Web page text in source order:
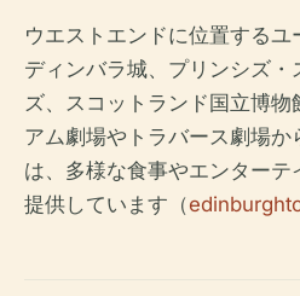
ウエストエンドに位置する
ディンバラ城、プリンシズ
ズ、スコットランド国立博
アム劇場やトラバース劇場
は、多様な食事やエンター
提供しています（